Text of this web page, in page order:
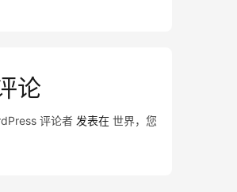
论
评论者 发表在 世界，您